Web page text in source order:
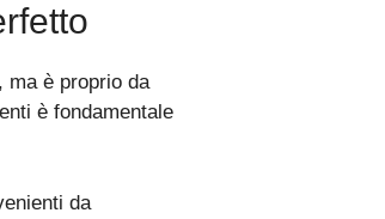
ma è proprio da
è fondamentale
da